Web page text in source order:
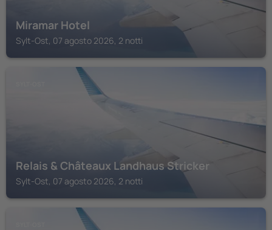
Miramar Hotel
Sylt-Ost, 07 agosto 2026, 2 notti
Relais & Châteaux Landhaus Stricker
Sylt-Ost, 07 agosto 2026, 2 notti